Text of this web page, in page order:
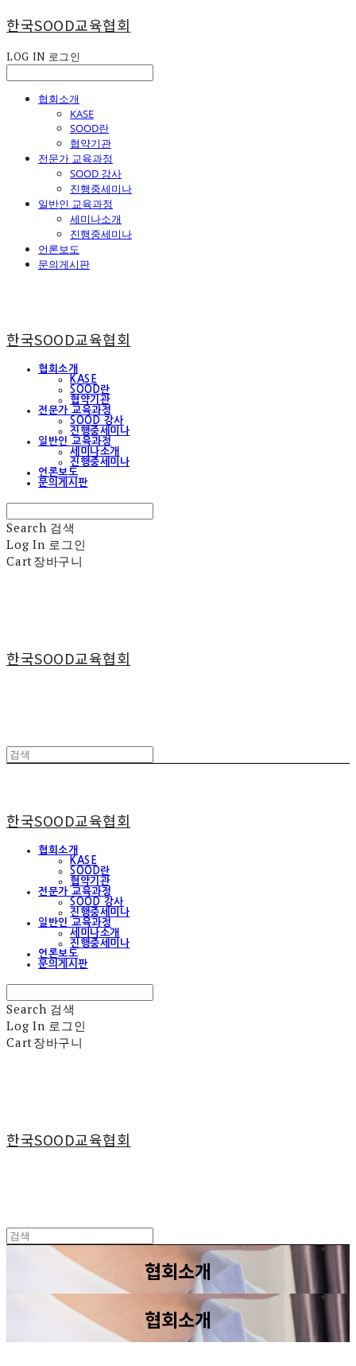
한국SOOD교육협회
LOG IN 로그인
협회소개
KASE
SOOD란
협약기관
전문가 교육과정
SOOD 강사
진행중세미나
일반인 교육과정
세미나소개
진행중세미나
언론보도
문의게시판
한국SOOD교육협회
협회소개
KASE
SOOD란
협약기관
전문가 교육과정
SOOD 강사
진행중세미나
일반인 교육과정
세미나소개
진행중세미나
언론보도
문의게시판
Search 검색
Log In 로그인
Cart장바구니
한국SOOD교육협회
한국SOOD교육협회
협회소개
KASE
SOOD란
협약기관
전문가 교육과정
SOOD 강사
진행중세미나
일반인 교육과정
세미나소개
진행중세미나
언론보도
문의게시판
Search 검색
Log In 로그인
Cart장바구니
한국SOOD교육협회
협회소개
협회소개